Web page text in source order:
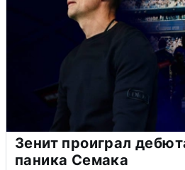
Зенит проиграл
паника Семака